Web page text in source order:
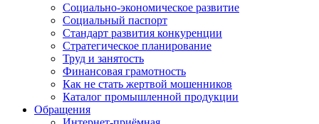
Социально-экономическое развитие
Социальный паспорт
Стандарт развития конкуренции
Стратегическое планирование
Труд и занятость
Финансовая грамотность
Как не стать жертвой мошенников
Каталог промышленной продукции
Обращения